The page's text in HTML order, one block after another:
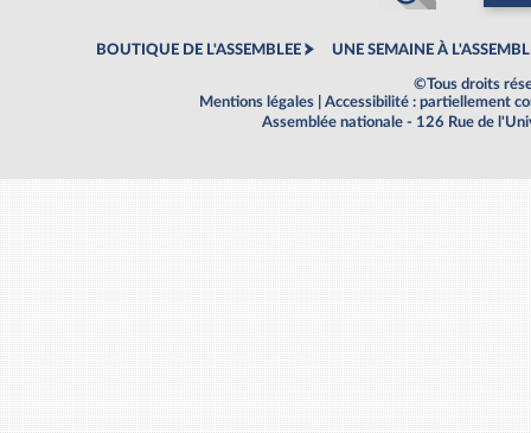
BOUTIQUE DE L'ASSEMBLEE UNE SEMAINE À
©Tous droits
Mentions légales
Accessibilité : partiellement
Assemblée nationale - 126 Rue de